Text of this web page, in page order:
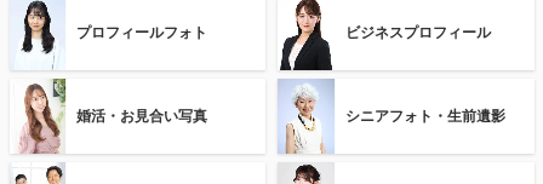
プロフィールフォト ビジネスプロフィール
婚活・お見合い写真 シニアフォト・生前遺影